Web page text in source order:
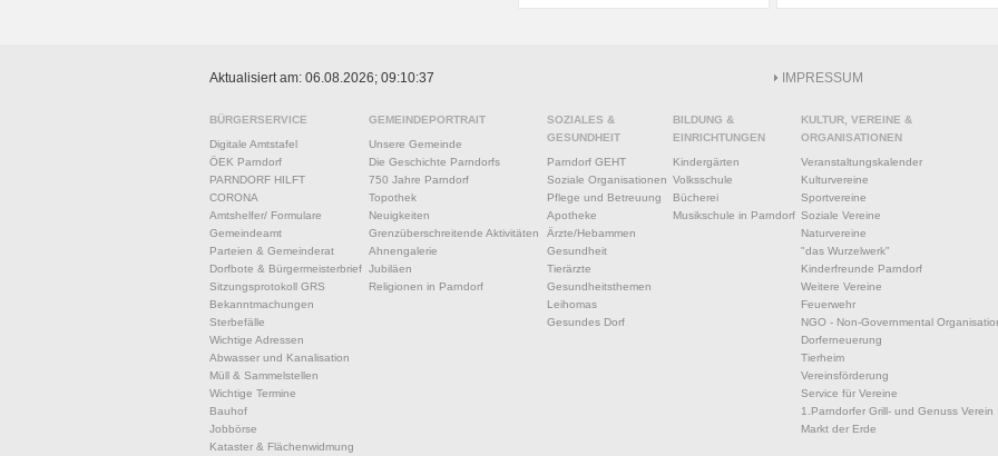
Aktualisiert am: 06.08.2026; 09:10:37 IMPRESSUM
BÜRGERSERVICE
Digitale Amtstafel
ÖEK Parndorf
PARNDORF HILFT
CORONA
Amtshelfer/ Formulare
Gemeindeamt
Parteien & Gemeinderat
Dorfbote & Bürgermeisterbrief
Sitzungsprotokoll GRS
Bekanntmachungen
Sterbefälle
Wichtige Adressen
Abwasser und Kanalisation
Müll & Sammelstellen
Wichtige Termine
Bauhof
Jobbörse
Kataster & Flächenwidmung
GEMEINDEPORTRAIT
Unsere Gemeinde
Die Geschichte Parndorfs
750 Jahre Parndorf
Topothek
Neuigkeiten
Grenzüberschreitende Aktivitäten
Ahnengalerie
Jubiläen
Religionen in Parndorf
SOZIALES &
GESUNDHEIT
Parndorf GEHT
Soziale Organisationen
Pflege und Betreuung
Apotheke
Ärzte/Hebammen
Gesundheit
Tierärzte
Gesundheitsthemen
Leihomas
Gesundes Dorf
BILDUNG &
EINRICHTUNGEN
Kindergärten
Volksschule
Bücherei
Musikschule in Parndorf
KULTUR, VEREINE &
ORGANISATIONEN
Veranstaltungskalender
Kulturvereine
Sportvereine
Soziale Vereine
Naturvereine
"das Wurzelwerk"
Kinderfreunde Parndorf
Weitere Vereine
Feuerwehr
NGO - Non-Governmental
Dorferneuerung
Tierheim
Vereinsförderung
Service für Vereine
1.Parndorfer Grill- und Genuss Verein
Markt der Erde